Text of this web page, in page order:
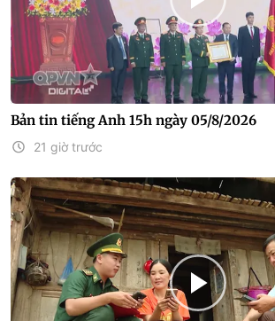
Bản tin tiếng Anh 15h ngày 05/8/2026
21 giờ trước